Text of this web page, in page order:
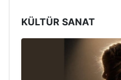
KÜLTÜR SANAT